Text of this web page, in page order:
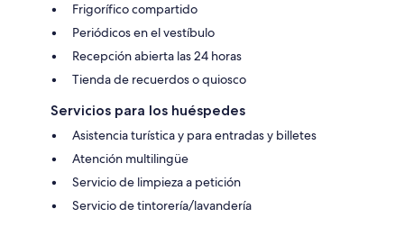
Frigorífico compartido
Periódicos en el vestíbulo
Recepción abierta las 24 horas
Tienda de recuerdos o quiosco
Servicios para los huéspedes
Asistencia turística y para entradas y billetes
Atención multilingüe
Servicio de limpieza a petición
Servicio de tintorería/lavandería